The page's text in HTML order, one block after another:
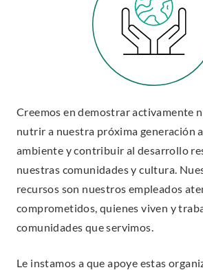
Creemos en demostrar activamente
nutrir a nuestra próxima generación
ambiente y contribuir al desarrollo
nuestras comunidades y cultura.
recursos son nuestros empleados
comprometidos, quienes viven y
comunidades que servimos.
Le instamos a que apoye estas